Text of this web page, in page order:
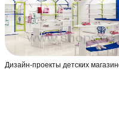
Дизайн-проекты детских